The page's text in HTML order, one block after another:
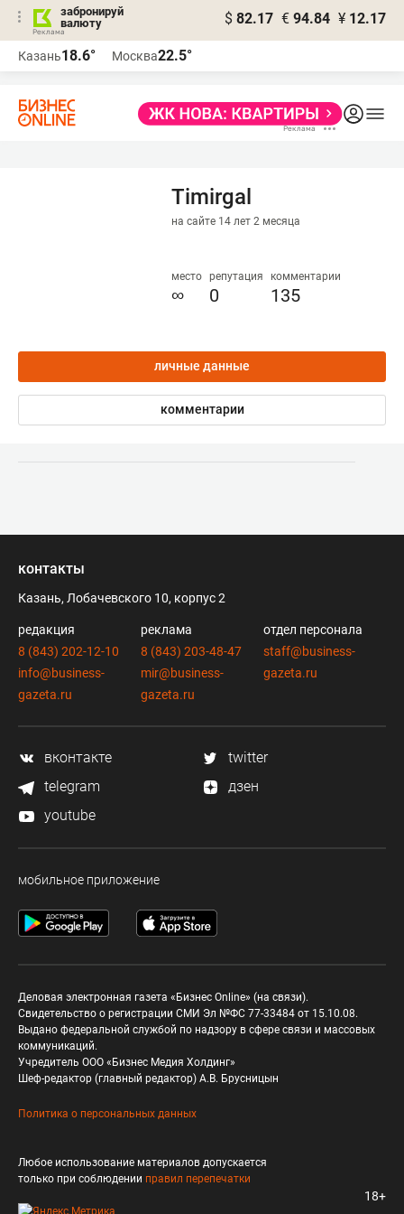
забронируй
валюту
$ 82.17 € 94.84 ¥ 12.17
Казань18.6° Москва22.5°
Timirgal
на сайте 14 лет 2 месяца
место
∞
репутация
0
комментарии
135
личные данные
комментарии
контакты
Казань, Лобачевского 10, корпус 2
редакция
8 (843) 202-12-10
info@business-
gazeta.ru
реклама
8 (843) 203-48-47
mir@business-
gazeta.ru
отдел персонала
staff@business-
gazeta.ru
вконтакте
twitter
telegram
дзен
youtube
мобильное приложение
Деловая электронная газета «Бизнес Online» (на связи).
Свидетельство о регистрации СМИ Эл №ФС 77-33484 от 15.10.08.
Выдано федеральной службой по надзору в сфере связи и массовых
коммуникаций.
Учредитель ООО «Бизнес Медия Холдинг»
Шеф-редактор (главный редактор) А.В. Брусницын
Политика о персональных данных
Любое использование материалов допускается
только при соблюдении правил перепечатки
18+